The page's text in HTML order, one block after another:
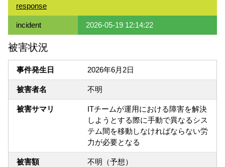
response
incident 2026-05-19 12:14:22
被害状況
事件発生日 2026年6月2日
被害者名 不明
被害サマリ
ITチームが運用における障害を解決
しようとする際に手動で異なるシス
テム間を移動しなければならない労
力が必要となる
被害額 不明（予想）